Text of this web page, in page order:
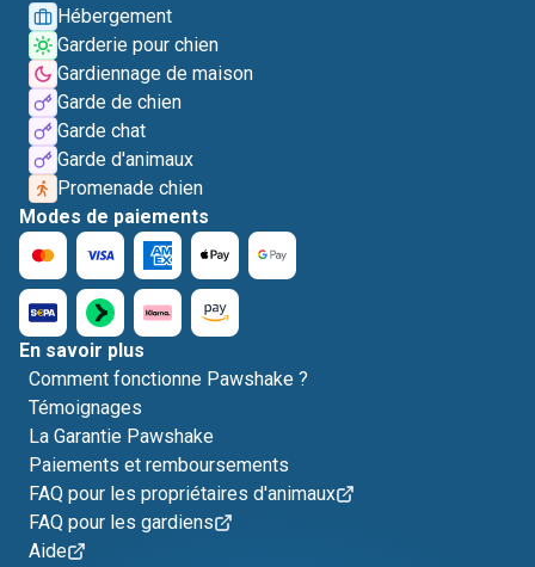
Hébergement
Garderie pour chien
Gardiennage de maison
Garde de chien
Garde chat
Garde d'animaux
Promenade chien
Modes de paiements
En savoir plus
Comment fonctionne Pawshake ?
Témoignages
La Garantie Pawshake
Paiements et remboursements
FAQ pour les propriétaires d'animaux
FAQ pour les gardiens
Aide